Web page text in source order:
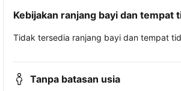
Kebijakan ranjang bayi dan tempat
Tidak tersedia ranjang bayi dan tempat
Tanpa batasan usia